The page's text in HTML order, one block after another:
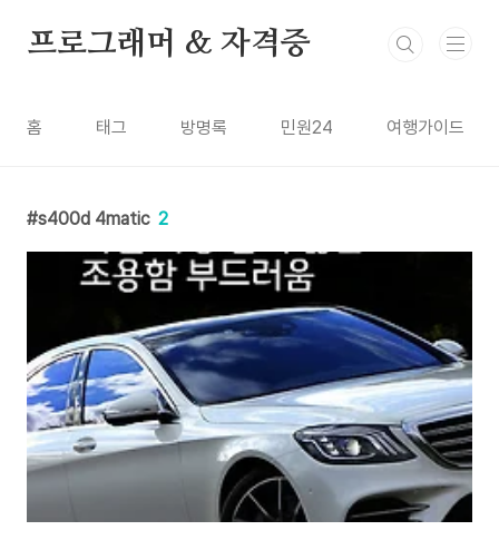
프로그래머 & 자격증
홈 태그 방명록 민원24 여행가이드
s400d 4matic 2